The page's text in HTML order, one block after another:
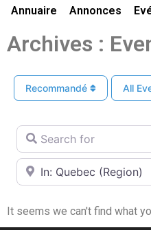
Annuaire Annonces
Archives :
Recommandé All
Search for
Near
It seems we can't find what